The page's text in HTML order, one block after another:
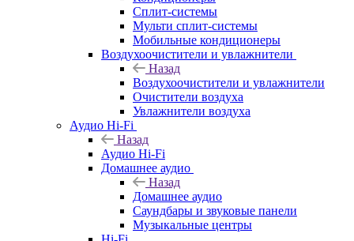
Сплит-системы
Мульти сплит-системы
Мобильные кондиционеры
Воздухоочистители и увлажнители
Назад
Воздухоочистители и увлажнители
Очистители воздуха
Увлажнители воздуха
Аудио Hi-Fi
Назад
Аудио Hi-Fi
Домашнее аудио
Назад
Домашнее аудио
Саундбары и звуковые панели
Музыкальные центры